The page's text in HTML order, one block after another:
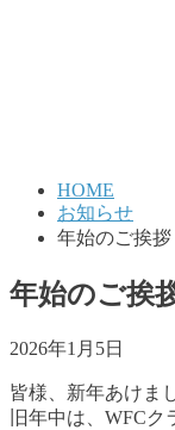
HOME
お知らせ
年始のご挨拶
年始のご挨
2026年1月5日
皆様、新年あけま
旧年中は、WFC